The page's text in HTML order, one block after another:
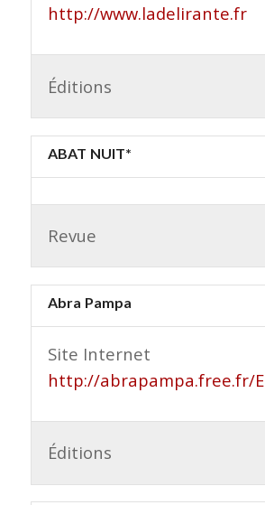
http://www.ladelirante.fr
Éditions
ABAT NUIT*
Revue
Abra Pampa
Site Internet
http://abrapampa.free.fr/
Éditions